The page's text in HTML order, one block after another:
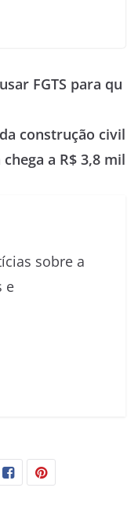
FGTS para qu
construção civil
a R$ 3,8 mil
sobre a
e